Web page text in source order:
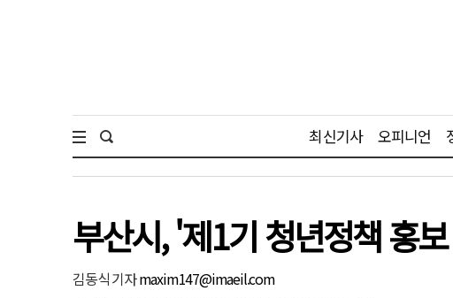
최신기사 오피니언
부산시, '제1기 청년정책 홍
김동식 기자maxim147@imaeil.com